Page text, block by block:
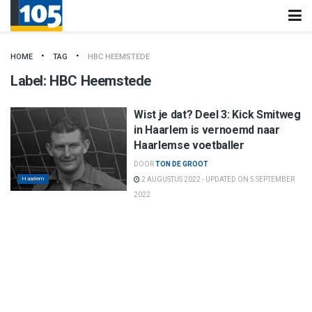
HOME TAG HBC HEEMSTEDE
Label: HBC Heemstede
Haarlem
Wist je dat? Deel 3: Kick Smitweg
in Haarlem is vernoemd naar
Haarlemse voetballer
DOORTON DE GROOT
2 AUGUSTUS 2022 - UPDATED ON 5 SEPTEMBER
2022